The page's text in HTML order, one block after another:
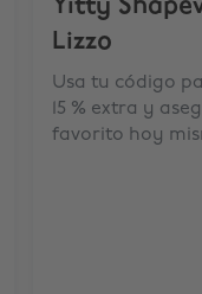
Yitty
Lizzo
Usa tu código
15 % extra y
favorito hoy